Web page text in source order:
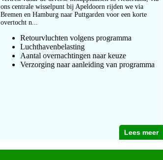
ons centrale wisselpunt bij Apeldoorn rijden we via
Bremen en Hamburg naar Puttgarden voor een korte
overtocht n...
Retourvluchten volgens programma
Luchthavenbelasting
Aantal overnachtingen naar keuze
Verzorging naar aanleiding van programma
Lees meer